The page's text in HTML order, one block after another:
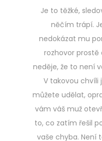
Je to těžké,
něčím trápí.
nedokázat mu
rozhovor
neděje, že to není
V takovou chvíli
můžete udělat,
vám váš muž
to, co zatím řešil
vaše chyba. Není